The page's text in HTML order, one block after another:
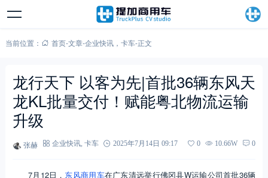
当前位置： 首页-文章-企业快讯， 卡车-正文
龙行天下 以客为先|首批36辆东风天
龙KL批量交付！赋能粤北物流运输
升级
张赫 企业快讯, 卡车 2025年7月14日 09:17 0 10.66W 0
7月12日， 东风商用车在广东清远举行佛冈县W运输公司首批36辆